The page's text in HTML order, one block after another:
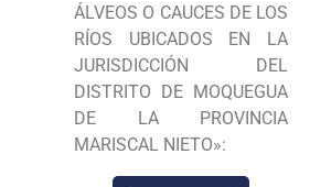
ÁLVEOS O CAUCES DE LOS
RÍOS UBICADOS EN LA
JURISDICCIÓN DEL
DISTRITO DE MOQUEGUA
DE LA PROVINCIA
MARISCAL NIETO»: